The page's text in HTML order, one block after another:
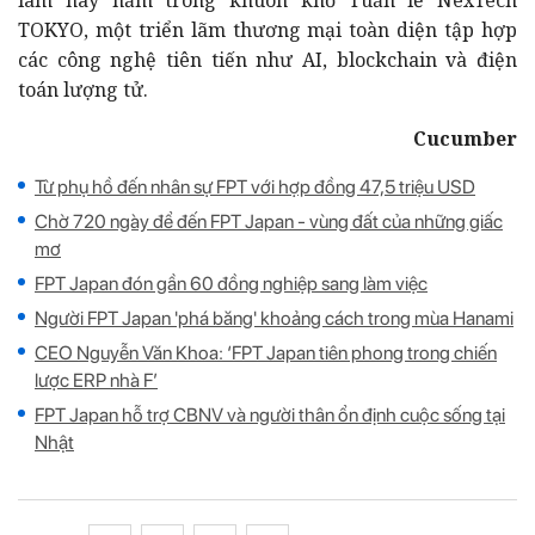
TOKYO, một triển lãm thương mại toàn diện tập hợp
các công nghệ tiên tiến như AI, blockchain và điện
toán lượng tử.
Cucumber
Từ phụ hồ đến nhân sự FPT với hợp đồng 47,5 triệu USD
Chờ 720 ngày để đến FPT Japan - vùng đất của những giấc
mơ
FPT Japan đón gần 60 đồng nghiệp sang làm việc
Người FPT Japan 'phá băng' khoảng cách trong mùa Hanami
CEO Nguyễn Văn Khoa: ‘FPT Japan tiên phong trong chiến
lược ERP nhà F’
FPT Japan hỗ trợ CBNV và người thân ổn định cuộc sống tại
Nhật